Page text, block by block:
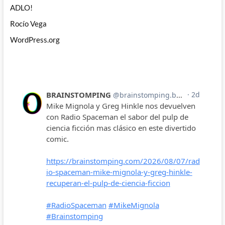
ADLO!
Rocío Vega
WordPress.org